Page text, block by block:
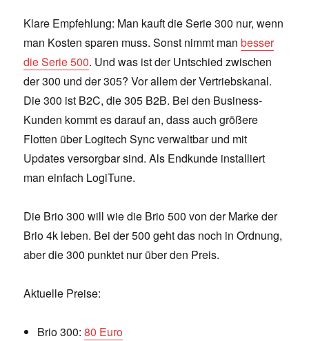
Klare Empfehlung: Man kauft die Serie 300 nur, wenn
man Kosten sparen muss. Sonst nimmt manbesser
die Serie 500. Und was ist der Untschied zwischen
der 300 und der 305? Vor allem der Vertriebskanal.
Die 300 ist B2C, die 305 B2B. Bei den Business-
Kunden kommt es darauf an, dass auch größere
Flotten über Logitech Sync verwaltbar und mit
Updates versorgbar sind. Als Endkunde installiert
man einfach LogiTune.
Die Brio 300 will wie die Brio 500 von der Marke der
Brio 4k leben. Bei der 500 geht das noch in Ordnung,
aber die 300 punktet nur über den Preis.
Aktuelle Preise:
Brio 300:80 Euro